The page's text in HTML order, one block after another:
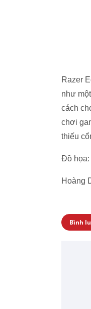
Razer
như
cách
chơi
thiếu
Đồ họa:
Hoàng
Bình